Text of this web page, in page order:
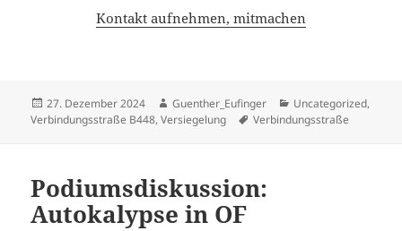
Kontakt aufnehmen, mitmachen
Veröffentlicht
am
27. Dezember 2024 Autor
Guenther_Eufinger Kategorien
Uncategorized,
Verbindungsstraße B448,Versiegelung Schlagwörter
Verbindungsstraße
Podiumsdiskussion:
Autokalypse in OF